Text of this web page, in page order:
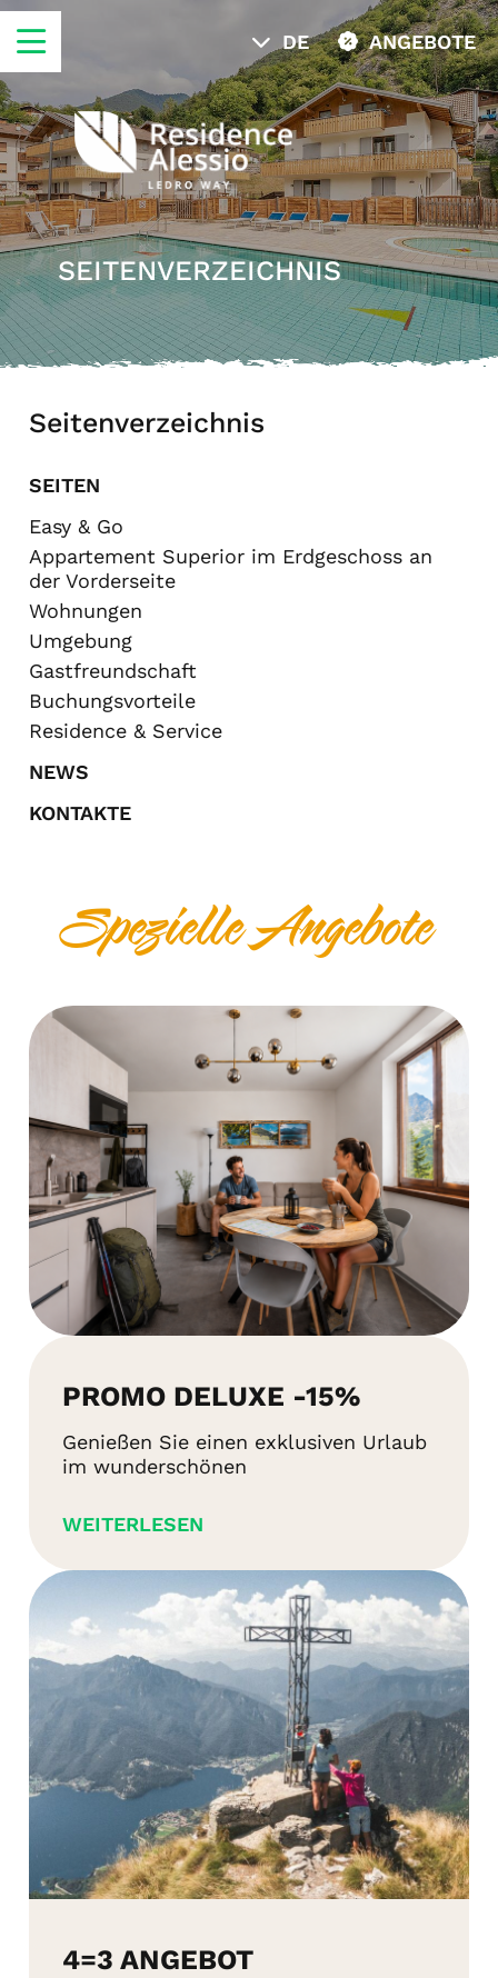
DE ANGEBOTE
SEITENVERZEICHNIS
Seitenverzeichnis
SEITEN
Easy & Go
Appartement Superior im Erdgeschoss an
der Vorderseite
Wohnungen
Umgebung
Gastfreundschaft
Buchungsvorteile
Residence & Service
NEWS
KONTAKTE
Spezielle Angebote
PROMO DELUXE -15%
Genießen Sie einen exklusiven Urlaub
im wunderschönen
WEITERLESEN
4=3 ANGEBOT